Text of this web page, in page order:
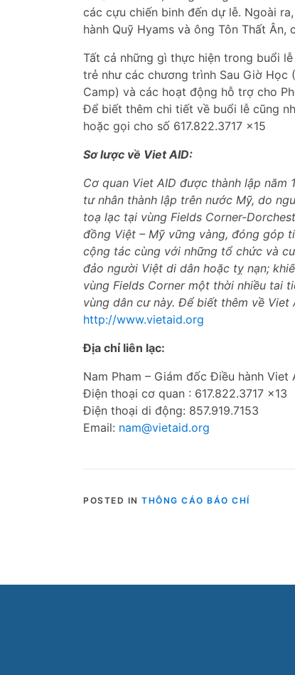
các cựu chiến binh đến dự lễ. Ngoài
hành Quỹ Hyams và ông Tôn Thất Ân,
Tất cả những gì thực hiện trong buổi
trẻ như các chương trình Sau Giờ Học
Camp) và các hoạt động hỗ trợ cho
Để biết thêm chi tiết về buổi lễ cũng
hoặc gọi cho số 617.822.3717 x15
Sơ lược về Viet AID:
Cơ quan Viet AID được thành lập
tư nhân thành lập trên nước Mỹ, do
toạ lạc tại vùng Fields Corner-
đồng Việt – Mỹ vững vàng, đóng góp
cộng tác cùng với những tổ chức và
đảo người Việt di dân hoặc tỵ nạn;
vùng Fields Corner một thời nhiều tai
vùng dân cư này. Để biết thêm về Viet
http://www.vietaid.org
Địa chỉ liên lạc:
Nam Pham – Giám đốc Điều hành Viet
Điện thoại cơ quan : 617.822.3717 x13
Điện thoại di động: 857.919.7153
Email: nam@vietaid.org
POSTED IN THÔNG CÁO BÁO CHÍ